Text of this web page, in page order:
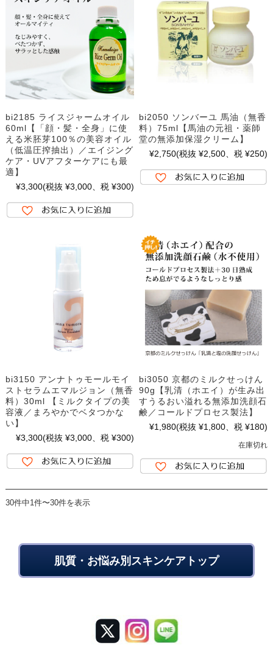
bi2185 ライスジャームオイル
60ml【「顔・髪・全身」に使
える米胚芽100％の美容オイル
（低温圧搾抽出）／エイジング
ケア・UVアフターケアにも最
適】
¥3,300(税抜 ¥3,000、税 ¥300)
bi2050 ソンバーユ 馬油（無香
料）75ml【馬油の元祖・薬師
堂の無添加保湿クリーム】
¥2,750(税抜 ¥2,500、税 ¥250)
bi3150 アンナトゥモールモイ
ストセラムエマルジョン（無香
料）30ml 【ミルクタイプの美
容液／まろやかでベタつかな
い】
¥3,300(税抜 ¥3,000、税 ¥300)
bi3050 京都のミルクせっけん
90g【乳清（ホエイ）が生み出
すうるおい溢れる無添加洗顔石
鹸／コールドプロセス製法】
¥1,980(税抜 ¥1,800、税 ¥180)
在庫切れ
30件中1件〜30件を表示
肌質・お悩み別スキンケアトップ